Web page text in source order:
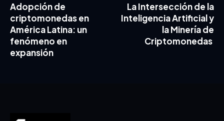
Adopción de
criptomonedas en
América Latina: un
fenómeno en
expansión
La Intersección de la
Inteligencia Artificial y
la Minería de
Criptomonedas